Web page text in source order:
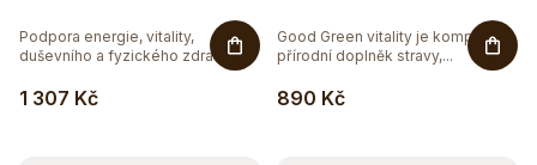
1 307 Kč
Podpora energie, vitality,
duševního a fyzického zdraví....
890 Kč
Good Green vitality je komplexní
přírodní doplněk stravy,...